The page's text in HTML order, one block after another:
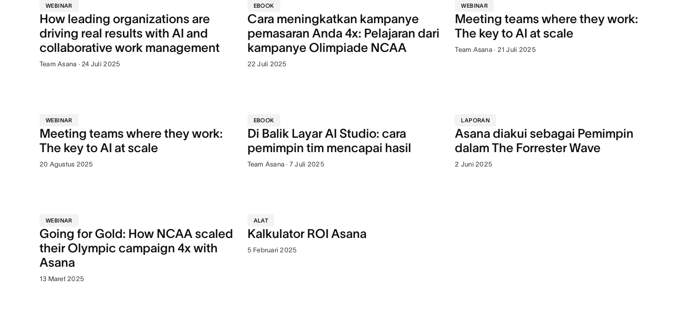
WEBINAR
How leading organizations are
driving real results with AI and
collaborative work management
Team Asana · 24 Juli 2025
EBOOK
Cara meningkatkan kampanye
pemasaran Anda 4x: Pelajaran dari
kampanye Olimpiade NCAA
22 Juli 2025
WEBINAR
Meeting teams where they work:
The key to AI at scale
Team Asana · 21 Juli 2025
WEBINAR
Meeting teams where they work:
The key to AI at scale
20 Agustus 2025
EBOOK
Di Balik Layar AI Studio: cara
pemimpin tim mencapai hasil
Team Asana · 7 Juli 2025
LAPORAN
Asana diakui sebagai Pemimpin
dalam The Forrester Wave
2 Juni 2025
WEBINAR
Going for Gold: How NCAA scaled
their Olympic campaign 4x with
Asana
13 Maret 2025
ALAT
Kalkulator ROI Asana
5 Februari 2025